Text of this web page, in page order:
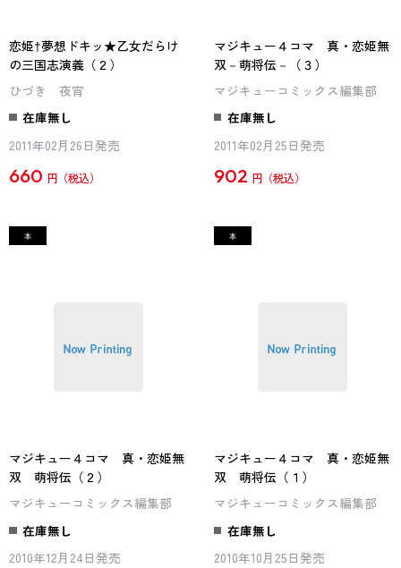
恋姫†夢想ドキッ★乙女だらけ
の三国志演義（２）
ひづき 夜宵
在庫無し
2011年02月26日発売
660 円
マジキュー４コマ 真・恋姫無
双－萌将伝－（３）
マジキューコミックス編集部
在庫無し
2011年02月25日発売
902 円
マジキュー４コマ 真・恋姫無
双 萌将伝（２）
マジキューコミックス編集部
在庫無し
2010年12月24日発売
マジキュー４コマ 真・恋姫無
双 萌将伝（１）
マジキューコミックス編集部
在庫無し
2010年10月25日発売